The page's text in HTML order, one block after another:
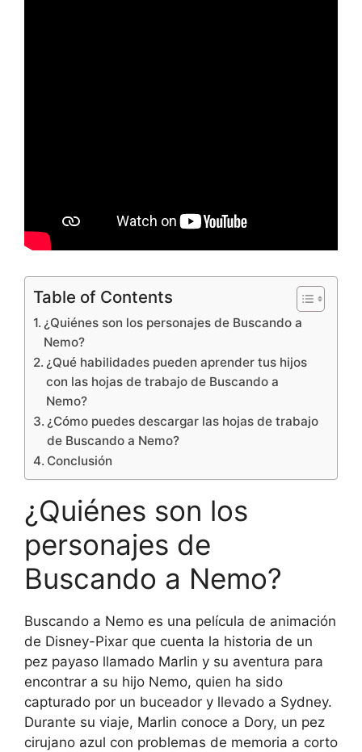
Table of Contents
¿Quiénes son los personajes de Buscando a
Nemo?
¿Qué habilidades pueden aprender tus hijos
con las hojas de trabajo de Buscando a
Nemo?
¿Cómo puedes descargar las hojas de trabajo
de Buscando a Nemo?
Conclusión
¿Quiénes son los
personajes de
Buscando a Nemo?
Buscando a Nemo es una película de animación
de Disney-Pixar que cuenta la historia de un
pez payaso llamado Marlin y su aventura para
encontrar a su hijo Nemo, quien ha sido
capturado por un buceador y llevado a Sydney.
Durante su viaje, Marlin conoce a Dory, un pez
cirujano azul con problemas de memoria a corto